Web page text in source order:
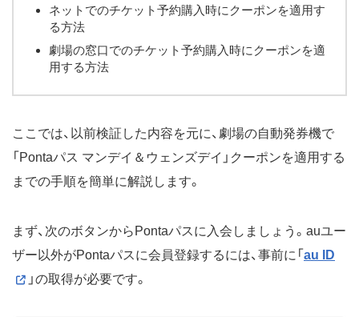
ネットでのチケット予約購入時にクーポンを適用す
る方法
劇場の窓口でのチケット予約購入時にクーポンを適
用する方法
ここでは、以前検証した内容を元に、劇場の自動発券機で
「Pontaパス マンデイ＆ウェンズデイ」クーポンを適用する
までの手順を簡単に解説します。
まず、次のボタンからPontaパスに入会しましょう。auユー
ザー以外がPontaパスに会員登録するには、事前に「 au ID
」の取得が必要です。